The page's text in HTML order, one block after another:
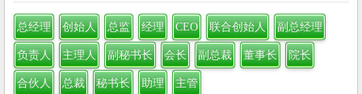
总经理 创始人 总监 经理 CEO 联合创始人 副总经理
负责人 主理人 副秘书长 会长 副总裁 董事长 院长
合伙人 总裁 秘书长 助理 主管